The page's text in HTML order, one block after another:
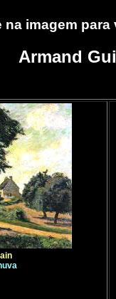
na imagem
Armand